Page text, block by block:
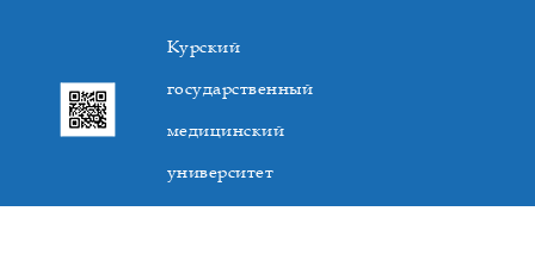
Курский
государственный
медицинский
университет